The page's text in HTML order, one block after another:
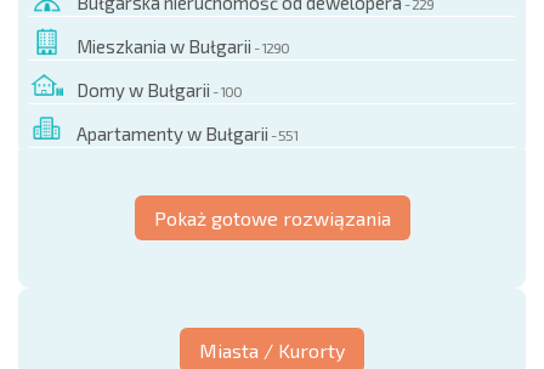
Mieszkania w Bułgarii - 1290
Domy w Bułgarii - 100
Apartamenty w Bułgarii - 551
Pokaż gotowe rozwiązania
Miasta / Kurorty